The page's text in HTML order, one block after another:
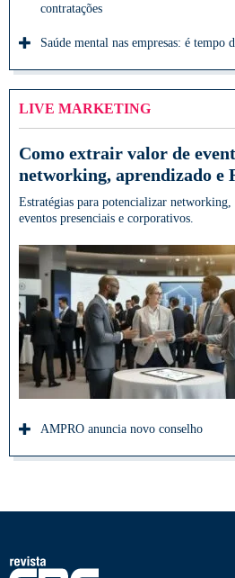
contratações
Saúde mental nas empresas: é tempo
LIVE MARKETING
Como extrair valor de
networking, aprendizado e
Estratégias para potencializar
eventos presenciais e corporativos.
AMPRO anuncia novo conselho